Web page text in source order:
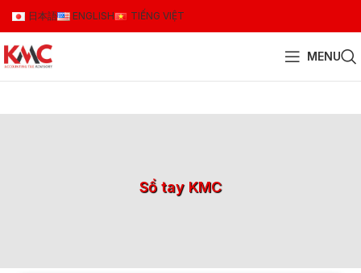
日本語 ENGLISH TIẾNG VIỆT
MENU
Sổ tay KMC